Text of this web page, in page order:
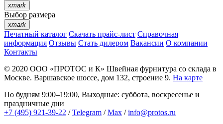
xmark
Выбор размера
xmark
Печатный каталог Скачать прайс-лист Справочная
информация Отзывы Стать дилером Вакансии О компании
Контакты
© 2020 ООО «ПРОТОС и К» Швейная фурнитура со склада в
Москве. Варшавское шоссе, дом 132, строение 9. На карте
По будням 9:00–19:00, Выходные: суббота, воскресенье и
праздничные дни
+7 (495) 921-39-22 /Telegram /Max /info@protos.ru